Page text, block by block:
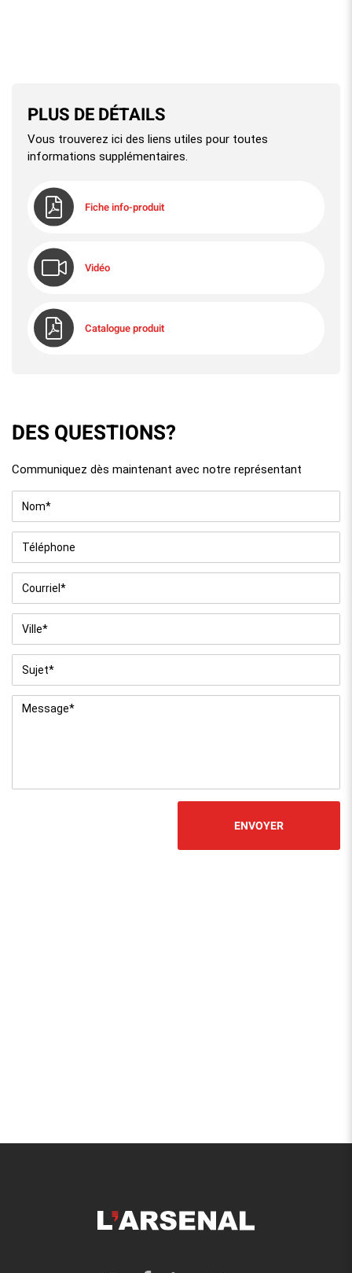
PLUS DE DÉTAILS
Vous trouverez ici des liens utiles pour toutes
informations supplémentaires.
Fiche info-produit
Vidéo
Catalogue produit
DES QUESTIONS?
Communiquez dès maintenant avec notre représentant
Nom *
Téléphone
Courriel *
Ville
Sujet
Message *